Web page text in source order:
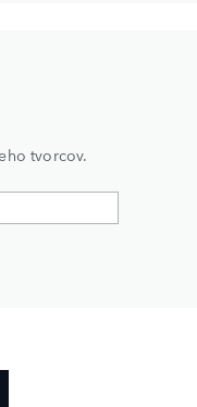
tvorcov.